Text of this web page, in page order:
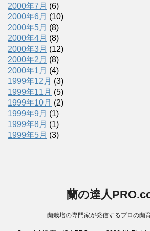
2000年7月 (6)
2000年6月 (10)
2000年5月 (8)
2000年4月 (8)
2000年3月 (12)
2000年2月 (8)
2000年1月 (4)
1999年12月 (3)
1999年11月 (5)
1999年10月 (2)
1999年9月 (1)
1999年8月 (1)
1999年5月 (3)
蘭の達人
蘭栽培の専門家が発信するプロの蘭